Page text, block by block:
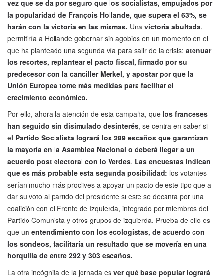
vez que se da por seguro que los socialistas, empujados por
la popularidad de François Hollande, que supera el 63%, se
harán con la victoria en las mismas. Una victoria abultada,
permitiría a Hollande gobernar sin agobios en un momento en el
que ha planteado una segunda vía para salir de la crisis: atenuar
los recortes, replantear el pacto fiscal, firmado por su
predecesor con la canciller Merkel, y apostar por que la
Unión Europea tome más medidas para facilitar el
crecimiento económico.
Por ello, ahora la atención de esta campaña, que los franceses
han seguido sin disimulado desinterés, se centra en saber si
el Partido Socialista logrará los 289 escaños que garantizan
la mayoría en la Asamblea Nacional o deberá llegar a un
acuerdo post electoral con lo Verdes. Las encuestas indican
que es más probable esta segunda posibilidad: los votantes
serían mucho más proclives a apoyar un pacto de este tipo que a
dar su voto al partido del presidente si este se decanta por una
coalición con el Frente de Izquierda, integrado por miembros del
Partido Comunista y otros grupos de izquierda. Prueba de ello es
que un entendimiento con los ecologistas, de acuerdo con
los sondeos, facilitaría un resultado que se movería en una
horquilla de entre 292 y 303 escaños.
La otra incógnita de la jornada es ver qué base popular logrará